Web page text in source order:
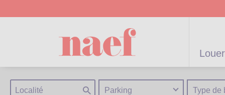
Louer
Parking Type de